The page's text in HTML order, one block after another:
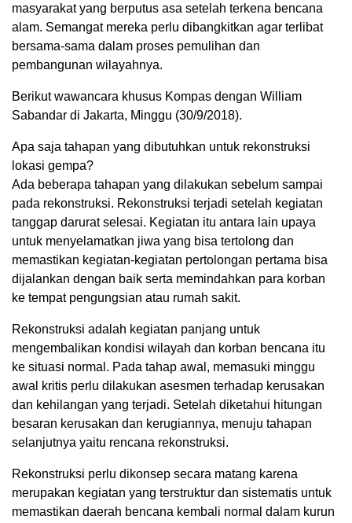
masyarakat yang berputus asa setelah terkena bencana
alam. Semangat mereka perlu dibangkitkan agar terlibat
bersama-sama dalam proses pemulihan dan
pembangunan wilayahnya.
Berikut wawancara khusus Kompas dengan William
Sabandar di Jakarta, Minggu (30/9/2018).
Apa saja tahapan yang dibutuhkan untuk rekonstruksi
lokasi gempa?
Ada beberapa tahapan yang dilakukan sebelum sampai
pada rekonstruksi. Rekonstruksi terjadi setelah kegiatan
tanggap darurat selesai. Kegiatan itu antara lain upaya
untuk menyelamatkan jiwa yang bisa tertolong dan
memastikan kegiatan-kegiatan pertolongan pertama bisa
dijalankan dengan baik serta memindahkan para korban
ke tempat pengungsian atau rumah sakit.
Rekonstruksi adalah kegiatan panjang untuk
mengembalikan kondisi wilayah dan korban bencana itu
ke situasi normal. Pada tahap awal, memasuki minggu
awal kritis perlu dilakukan asesmen terhadap kerusakan
dan kehilangan yang terjadi. Setelah diketahui hitungan
besaran kerusakan dan kerugiannya, menuju tahapan
selanjutnya yaitu rencana rekonstruksi.
Rekonstruksi perlu dikonsep secara matang karena
merupakan kegiatan yang terstruktur dan sistematis untuk
memastikan daerah bencana kembali normal dalam kurun